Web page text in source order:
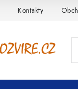
Kontakty